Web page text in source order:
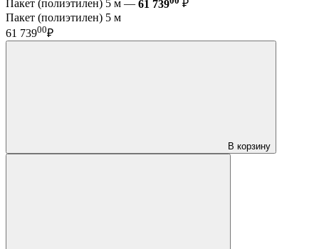
Пакет (полиэтилен) 5 м — 61 739
₽
Пакет (полиэтилен) 5 м
61 73900₽
В корзину